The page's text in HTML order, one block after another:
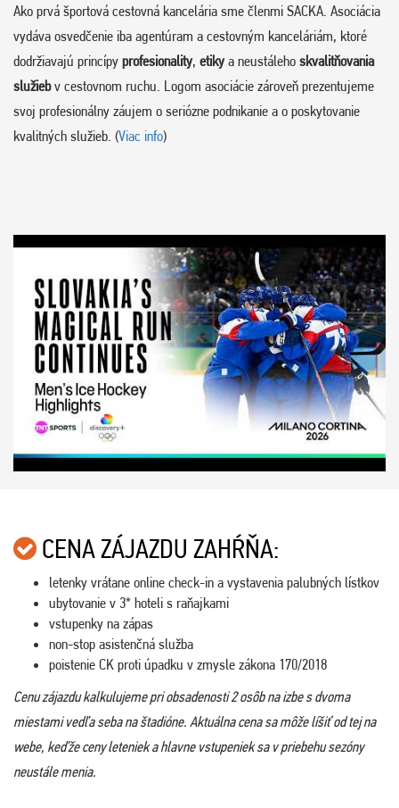
Ako prvá športová cestovná kancelária sme členmi SACKA. Asociácia
vydáva osvedčenie iba agentúram a cestovným kanceláriám, ktoré
dodržiavajú princípy profesionality, etikya neustáleho skvalitňovania
služiebv cestovnom ruchu. Logom asociácie zároveň prezentujeme
svoj profesionálny záujem o seriózne podnikanie a o poskytovanie
kvalitných služieb. (Viac info)
CENA ZÁJAZDU ZAHŔŇA:
letenky vrátane online check-in a vystavenia palubných lístkov
ubytovanie v 3* hoteli s raňajkami
vstupenky na zápas
non-stop asistenčná služba
poistenie CK proti úpadku v zmysle zákona 170/2018
Cenu zájazdu kalkulujeme pri obsadenosti 2 osôb na izbe s dvoma
miestami vedľa seba na štadióne. Aktuálna cena sa môže líšiť od tej na
webe, keďže ceny leteniek a hlavne vstupeniek sa v priebehu sezóny
neustále menia.